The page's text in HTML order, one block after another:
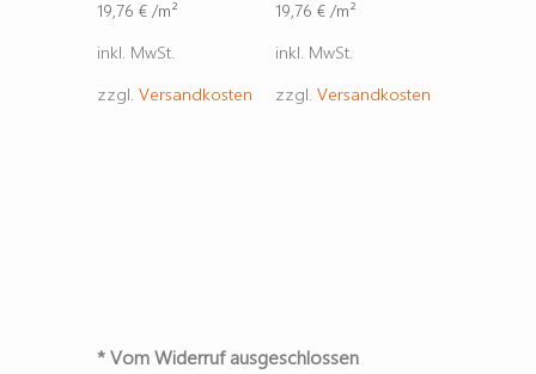
19,76 €/m²
inkl. MwSt.
zzgl. Versandkosten
19,76 €/m²
inkl. MwSt.
zzgl. Versandkosten
* Vom Widerruf ausgeschlossen